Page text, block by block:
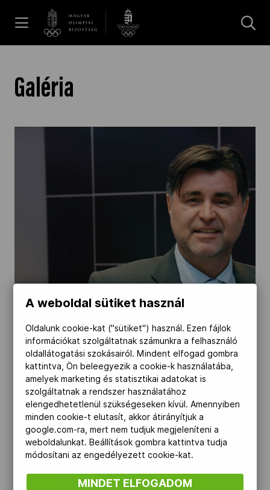
Los Angeles 2028
NOB
Társszervezetek
OVEP
Adatbank
Galéria
A weboldal sütiket használ
Oldalunk cookie-kat ("sütiket") használ. Ezen fájlok
információkat szolgáltatnak számunkra a felhasználó
oldallátogatási szokásairól. Mindent elfogad gombra
kattintva, Ön beleegyezik a cookie-k használatába,
amelyek marketing és statisztikai adatokat is
szolgáltatnak a rendszer használatához
elengedhetetlenül szükségeseken kívül. Amennyiben
minden cookie-t elutasít, akkor átirányítjuk a
google.com-ra, mert nem tudjuk megjeleníteni a
weboldalunkat. Beállítások gombra kattintva tudja
módosítani az engedélyezett cookie-kat.
MINDET ELFOGADOM